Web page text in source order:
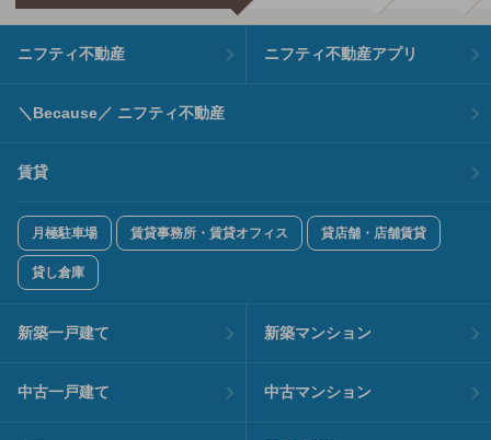
ニフティ不動産 ニフティ不動産アプリ
＼Because／ ニフティ不動産
賃貸
月極駐車場 賃貸事務所・賃貸オフィス 貸店舗・店舗賃貸
貸し倉庫
新築一戸建て 新築マンション
中古一戸建て 中古マンション